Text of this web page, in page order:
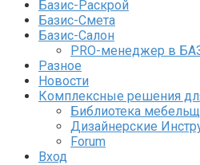
Базис-Раскрой
Базис-Смета
Базис-Салон
PRO-менеджер в
Разное
Новости
Комплексные решения
Библиотека
Дизайнерские
Forum
Вход